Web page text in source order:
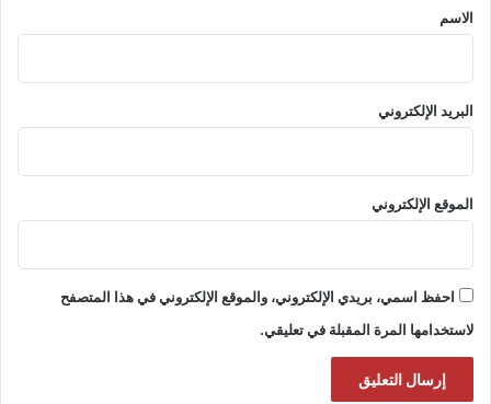
*
الاسم
البريد الإلكتروني
الموقع الإلكتروني
احفظ اسمي، بريدي الإلكتروني، والموقع الإلكتروني في هذا المتصفح
لاستخدامها المرة المقبلة في تعليقي.